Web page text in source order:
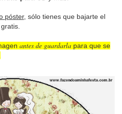
póster, sólo tienes que bajarte el
antes de guardarla para que se